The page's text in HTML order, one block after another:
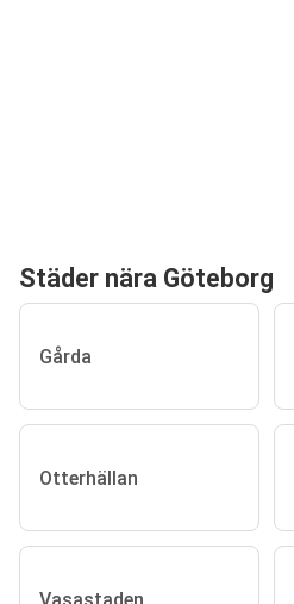
Städer nära Göteborg
Gårda
Otterhällan
Vasastaden